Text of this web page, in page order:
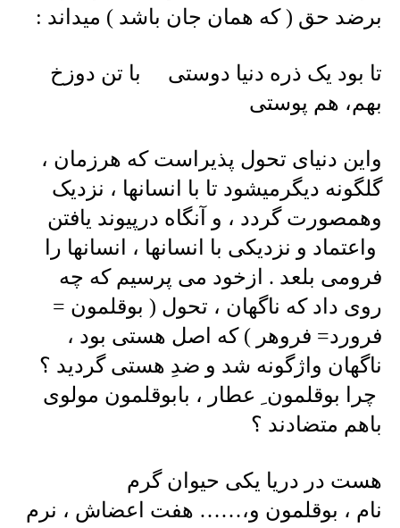
برضد حق ( که همان جان باشد ) میداند :
تا بود یک ذره دنیا دوستی با تن دوزخ
بهم، هم پوستی
واین دنیای تحول پذیراست که هرزمان ،
گلگونه دیگرمیشود تا با انسانها ، نزدیک
وهمصورت گردد ، و آنگاه درپیوند یافتن
واعتماد و نزدیکی با انسانها ، انسانها را
فرومی بلعد . ازخود می پرسیم که چه
روی داد که ناگهان ، تحول ( بوقلمون =
فرورد= فروهر ) که اصل هستی بود ،
ناگهان واژگونه شد و ضدِ هستی گردید ؟
چرا بوقلمون ِ عطار ، بابوقلمون مولوی
باهم متضادند ؟
هست در دریا یکی حیوان گرم
نام ، بوقلمون و،…… هفت اعضاش ، نرم